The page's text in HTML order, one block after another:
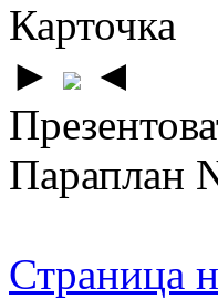
Карточка
►
◄
Параплан
Страница